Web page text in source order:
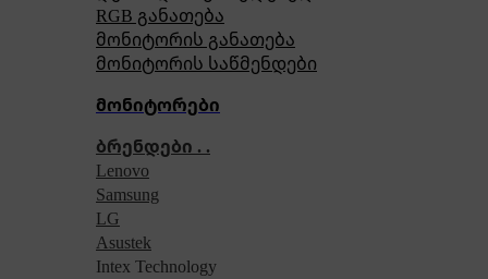
RGB განათება
მონიტორის განათება
მონიტორის საწმენდები
მონიტორები
ბრენდები . .
Lenovo
Samsung
LG
Asustek
Intex Technology